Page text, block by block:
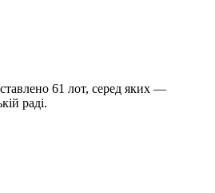
61 лот, серед яких —
раді.